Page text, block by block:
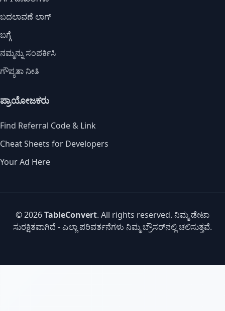
ಬದಲಾವಣೆ ಲಾಗ್
ಬಗ್ಗೆ
ನಮ್ಮನ್ನು ಸಂಪರ್ಕಿಸಿ
ಗೌಪ್ಯತಾ ನೀತಿ
ಪ್ರಾಯೋಜಕರು
Find Referral Code & Link
Cheat Sheets for Developers
Your Ad Here
© 2026TableConvert. All rights reserved. ನಿಮ್ಮ ಡೇಟಾ
ಸುರಕ್ಷಿತವಾಗಿದೆ - ಎಲ್ಲಾ ಪರಿವರ್ತನೆಗಳು ನಿಮ್ಮ ಬ್ರೌಸರ್‌ನಲ್ಲಿ ಚಲಿಸುತ್ತವೆ.